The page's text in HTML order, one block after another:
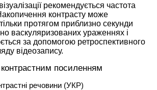
рекомендується частота
контрасту може
тільки протягом приблизно секунди
васкуляризованих ураженнях і
за допомогою ретроспективного
відеозапису.
посиленням
речовини (УКР)